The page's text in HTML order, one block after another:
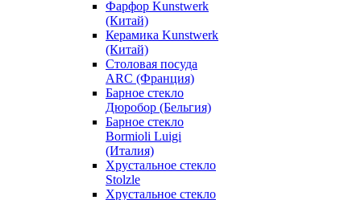
Фарфор Kunstwerk
(Китай)
Керамика Kunstwerk
(Китай)
Столовая посуда
ARC (Франция)
Барное стекло
Дюробор (Бельгия)
Барное стекло
Bormioli Luigi
(Италия)
Хрустальное стекло
Stolzle
Хрустальное стекло